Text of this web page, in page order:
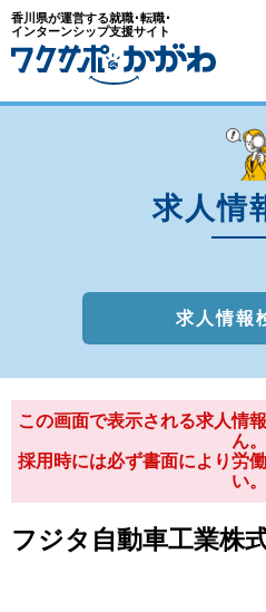
香川県が運営する就職･転職･
インターンシップ支援サイト
求人情
求人情報
種別を選ぶ
基本給を選ぶ
転勤の有無 で選ぶ
外国人材採用で選ぶ
この画面で表示される求人情
ん。
採用時には必ず書面により労
い。
フジタ自動車工業株